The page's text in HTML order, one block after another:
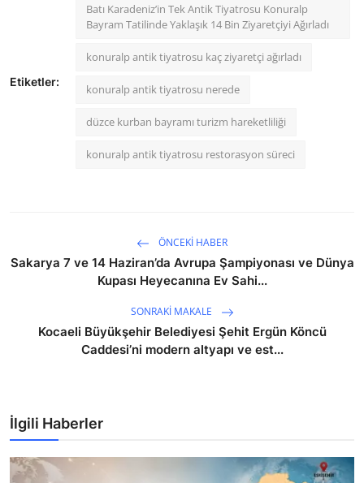
Etiketler:
Batı Karadeniz’in Tek Antik Tiyatrosu Konuralp
Bayram Tatilinde Yaklaşık 14 Bin Ziyaretçiyi Ağırladı
konuralp antik tiyatrosu kaç ziyaretçi ağırladı
konuralp antik tiyatrosu nerede
düzce kurban bayramı turizm hareketliliği
konuralp antik tiyatrosu restorasyon süreci
ÖNCEKI HABER
Sakarya 7 ve 14 Haziran’da Avrupa Şampiyonası ve Dünya
Kupası Heyecanına Ev Sahi...
SONRAKI MAKALE
Kocaeli Büyükşehir Belediyesi Şehit Ergün Köncü
Caddesi’ni modern altyapı ve est...
İlgili Haberler